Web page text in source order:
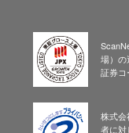
場）の
証券コ
株式会
者に対